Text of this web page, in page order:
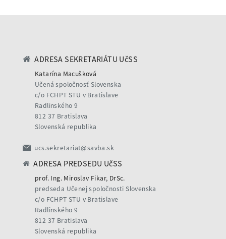
ADRESA SEKRETARIÁTU UčSS
Katarína Macušková
Učená spoločnosť Slovenska
c/o FCHPT STU v Bratislave
Radlinského 9
812 37 Bratislava
Slovenská republika
ucs.sekretariat@savba.sk
ADRESA PREDSEDU UčSS
prof. Ing. Miroslav Fikar, DrSc.
predseda Učenej spoločnosti Slovenska
c/o FCHPT STU v Bratislave
Radlinského 9
812 37 Bratislava
Slovenská republika